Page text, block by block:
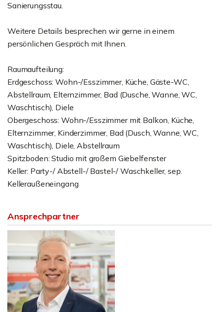
Sanierungsstau.
Weitere Details besprechen wir gerne in einem
persönlichen Gespräch mit Ihnen.
Raumaufteilung:
Erdgeschoss: Wohn-/Esszimmer, Küche, Gäste-WC,
Abstellraum, Elternzimmer, Bad (Dusche, Wanne, WC,
Waschtisch), Diele
Obergeschoss: Wohn-/Esszimmer mit Balkon, Küche,
Elternzimmer, Kinderzimmer, Bad (Dusch, Wanne, WC,
Waschtisch), Diele, Abstellraum
Spitzboden: Studio mit großem Giebelfenster
Keller: Party-/ Abstell-/ Bastel-/ Waschkeller, sep.
Kelleraußeneingang
Ansprechpartner